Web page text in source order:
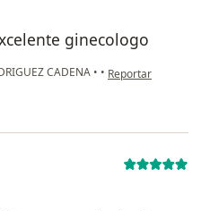
ginecologo
CADENA • • en opinión del
Reportar